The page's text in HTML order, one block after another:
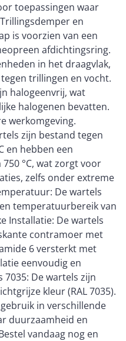
toepassingen waar
en
is voorzien van een
afdichtingsring.
in het draagvlak,
trillingen en vocht.
halogeenvrij, wat
halogenen bevatten.
werkomgeving.
zijn bestand tegen
en hebben een
°C, wat zorgt voor
zelfs onder extreme
De wartels
temperatuurbereik van
Installatie: De wartels
contramoer met
6 versterkt met
eenvoudig en
7035: De wartels zijn
kleur (RAL 7035).
in verschillende
duurzaamheid en
vandaag nog en